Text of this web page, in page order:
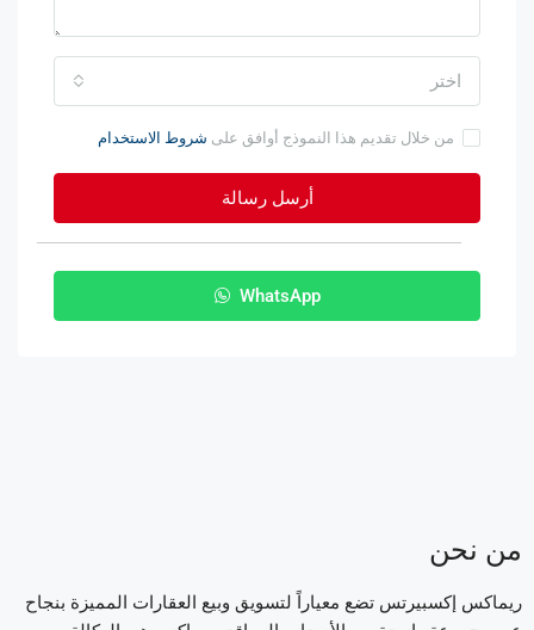
اختر
من خلال تقديم هذا النموذج أوافق على شروط الاستخدام
أرسل رسالة
WhatsApp
من نحن
ريماكس إكسبيرتس تضع معياراً لتسويق وبيع العقارات المميزة بنجاح